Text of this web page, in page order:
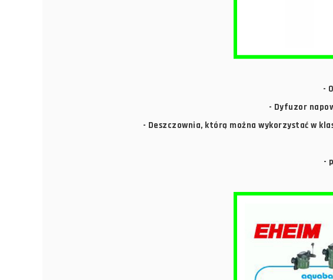
-
- Dyfuzor
- Deszczownia, którą można wykorzystać w
-